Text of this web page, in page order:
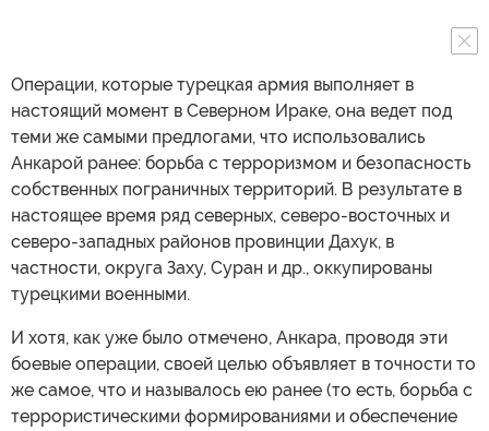
Операции, которые турецкая армия выполняет в
настоящий момент в Северном Ираке, она ведет под
теми же самыми предлогами, что использовались
Анкарой ранее: борьба с терроризмом и безопасность
собственных пограничных территорий. В результате в
настоящее время ряд северных, северо-восточных и
северо-западных районов провинции Дахук, в
частности, округа Заху, Суран и др., оккупированы
турецкими военными.
И хотя, как уже было отмечено, Анкара, проводя эти
боевые операции, своей целью объявляет в точности то
же самое, что и называлось ею ранее (то есть, борьба с
террористическими формированиями и обеспечение